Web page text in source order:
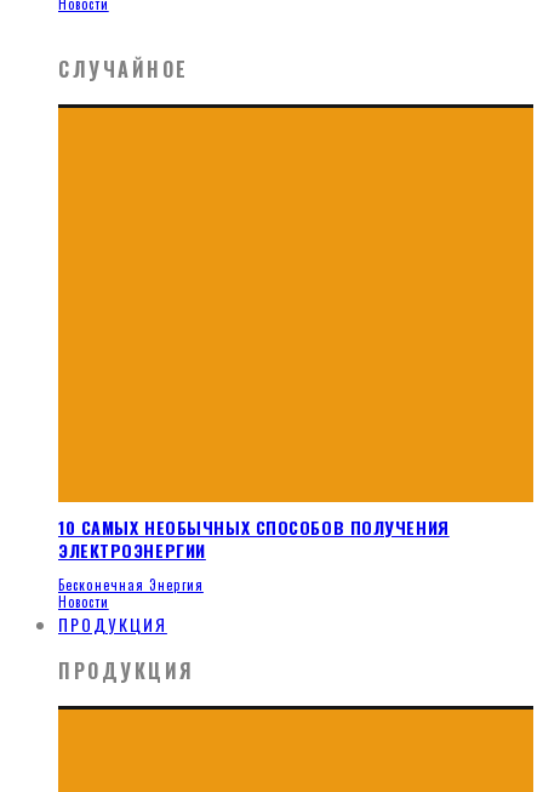
СЛУЧАЙНОЕ
10 САМЫХ НЕОБЫЧНЫХ СПОСОБОВ ПОЛУЧЕНИЯ
ЭЛЕКТРОЭНЕРГИИ
Бесконечная Энергия
Новости
ПРОДУКЦИЯ
ПРОДУКЦИЯ